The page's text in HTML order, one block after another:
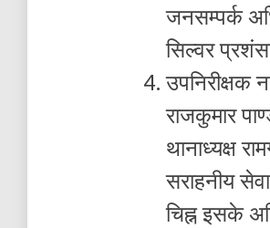
जनसम्पर्क
सिल्वर
उपनिरीक्षक
राजकुमार
थानाध्यक्ष
सराहनीय
चिह्न इसके